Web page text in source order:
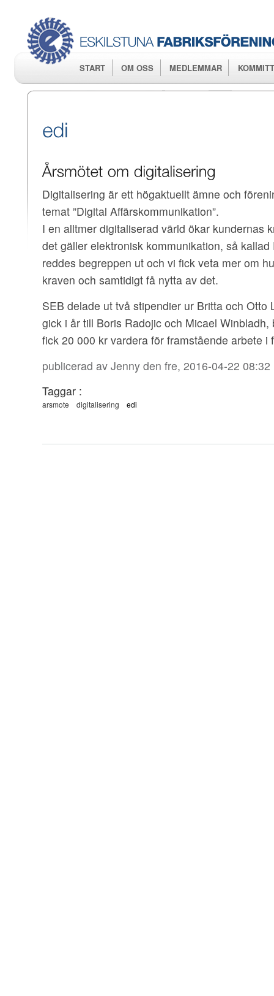
START OM OSS MEDLEMMAR
Digitalisering är ett högaktuellt ämne och
temat ”Digital Affärskommunikation”.
I en alltmer digitaliserad värld ökar kundernas
det gäller elektronisk kommunikation, så
reddes begreppen ut och vi fick veta mer om
kraven och samtidigt få nytta av det.
SEB delade ut två stipendier ur Britta och Otto
gick i år till Boris Radojic och Micael
fick 20 000 kr vardera för framstående arbete
publicerad av Jennyden fre, 2016-04-22 08:32
Taggar :
arsmote digitalisering edi